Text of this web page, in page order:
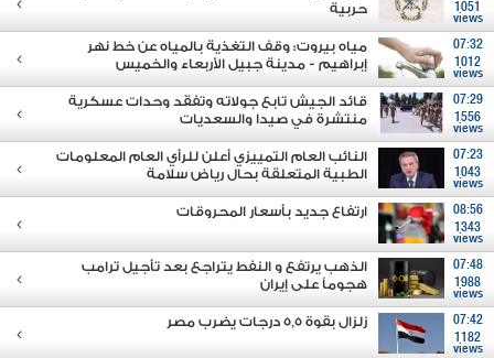
1051
views
حربية
07:32
1012
views
مياه بيروت: وقف التغذية بالمياه عن خط نهر
إبراهيم - مدينة جبيل الأربعاء والخميس
07:29
1556
views
قائد الجيش تابع جولاته وتفقَد وحدات عسكرية
منتشرة في صيدا والسعديات
07:23
1043
views
النائب العام التمييزي أعلن للرأي العام المعلومات
الطبية المتعلقة بحال رياض سلامة
08:56
1343
views
ارتفاع جديد بأسعار المحروقات
07:48
1988
views
الذهب يرتفع و النفط يتراجع بعد تأجيل ترامب
هجوماً على إيران
07:42
1182
views
زلزال بقوة 5,5 درجات يضرب مصر